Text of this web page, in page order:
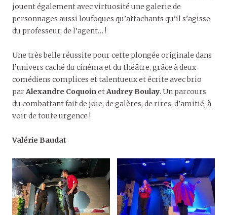
jouent également avec virtuosité une galerie de
personnages aussi loufoques qu’attachants qu’il s’agisse
du professeur, de l’agent… !
Une très belle réussite pour cette plongée originale dans
l’univers caché du cinéma et du théâtre, grâce à deux
comédiens complices et talentueux et écrite avec brio
parAlexandre CoquoinetAudrey Boulay. Un parcours
du combattant fait de joie, de galères, de rires, d’amitié, à
voir de toute urgence !
Valérie Baudat